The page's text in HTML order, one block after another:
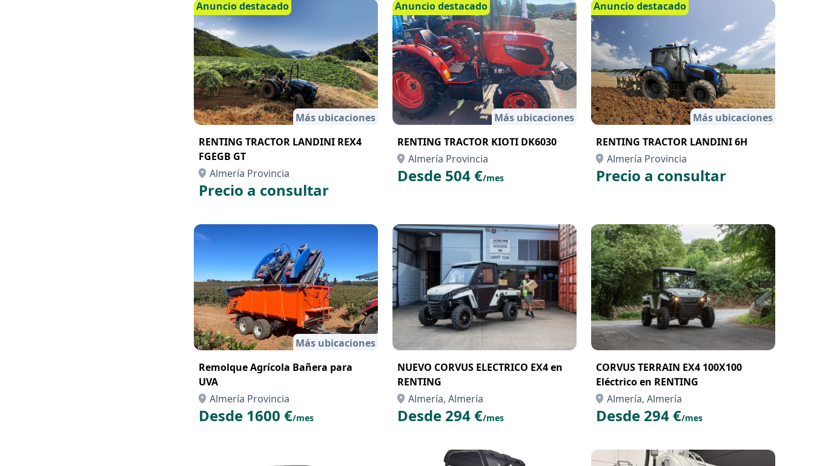
Anuncio destacado
Más ubicaciones
RENTING TRACTOR LANDINI REX4
FGEGB GT
Almería Provincia
Precio a consultar
Anuncio destacado
Más ubicaciones
RENTING TRACTOR KIOTI DK6030
Almería Provincia
Desde 504 €/mes
Anuncio destacado
Más ubicaciones
RENTING TRACTOR LANDINI 6H
Almería Provincia
Precio a consultar
Más ubicaciones
Remolque Agrícola Bañera para
UVA
Almería Provincia
Desde 1600 €/mes
NUEVO CORVUS ELECTRICO EX4 en
RENTING
Almería, Almería
Desde 294 €/mes
CORVUS TERRAIN EX4 100X100
Eléctrico en RENTING
Almería, Almería
Desde 294 €/mes